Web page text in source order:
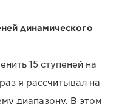
динамического
15 ступеней на
я рассчитывал на
диапазону. В этом